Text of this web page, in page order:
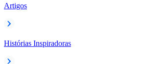
Artigos
Histórias Inspiradoras